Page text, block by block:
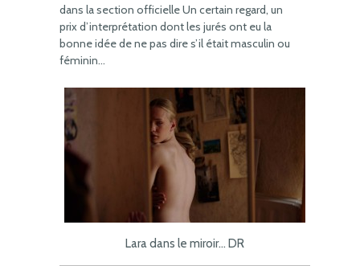
dans la section officielle Un certain regard, un
prix d’interprétation dont les jurés ont eu la
bonne idée de ne pas dire s’il était masculin ou
féminin…
Lara dans le miroir… DR